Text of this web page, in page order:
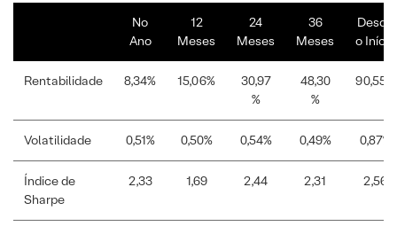
No
Ano
12
Meses
24
Meses
36
Meses
Desde
o Início
Rentabilidade 8,34% 15,06%
30,97
%
48,30
%
90,55%
Volatilidade 0,51% 0,50% 0,54% 0,49% 0,87%
Índice de
Sharpe
2,33 1,69 2,44 2,31 2,56